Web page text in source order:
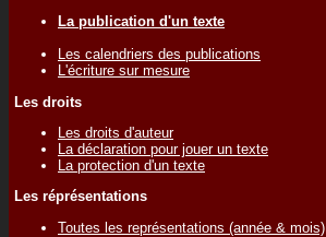
La publication d'un texte
Les calendriers des publications
L'écriture sur mesure
Les droits
Les droits d'auteur
La déclaration pour jouer un texte
La protection d'un texte
Les réprésentations
Toutes les représentations (année & mois)